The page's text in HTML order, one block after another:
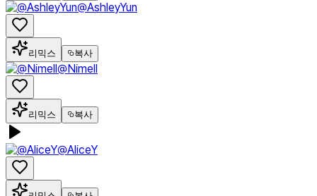
@AshleyYun
리믹스 복사
@Nimell
리믹스 복사
@AliceY